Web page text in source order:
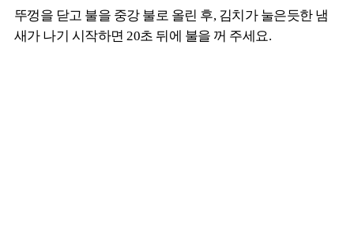
뚜껑을 닫고 불을 중강 불로 올린 후, 김치가 눌은듯한 냄
새가 나기 시작하면 20초 뒤에 불을 꺼 주세요.